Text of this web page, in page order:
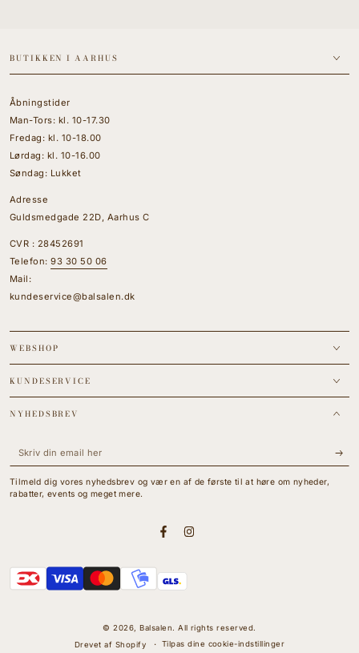
BUTIKKEN I AARHUS
Åbningstider
Man-Tors: kl. 10-17.30
Fredag: kl. 10-18.00
Lørdag: kl. 10-16.00
Søndag: Lukket
Adresse
Guldsmedgade 22D, Aarhus C
CVR : 28452691
Telefon:93 30 50 06
Mail:
kundeservice@balsalen.dk
WEBSHOP
KUNDESERVICE
NYHEDSBREV
Skriv
email
Tilmeld dig vores nyhedsbrev og vær en af de første til at høre om nyheder,
rabatter, events og meget mere.
FacebookInstagram
© 2026,Balsalen . All rights reserved.
Drevet af Shopify
Tilpas dine cookie-indstillinger
Betalingsmetoder